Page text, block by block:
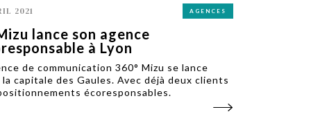
2021 AGENCES
lance son agence
à Lyon
de communication 360° Mizu se lance
la capitale des Gaules. Avec déjà deux clients
écoresponsables.